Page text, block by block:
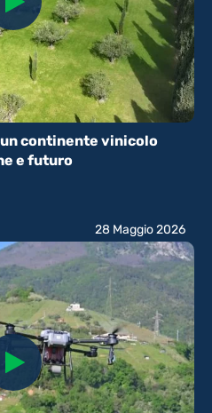
continente vinicolo
e futuro
28 Maggio 2026